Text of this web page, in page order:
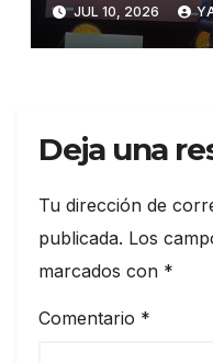
JUL 10, 2026
Deja una
Tu dirección de
publicada. Los
marcados con *
Comentario *